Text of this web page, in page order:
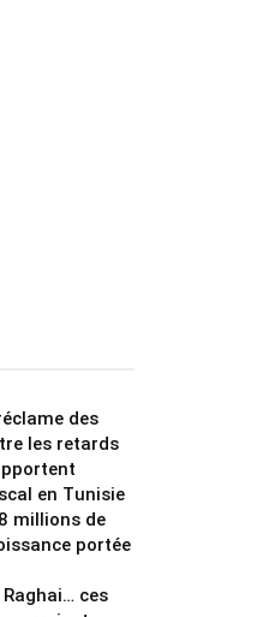
des
les retards
en Tunisie
millions de
portée
ces